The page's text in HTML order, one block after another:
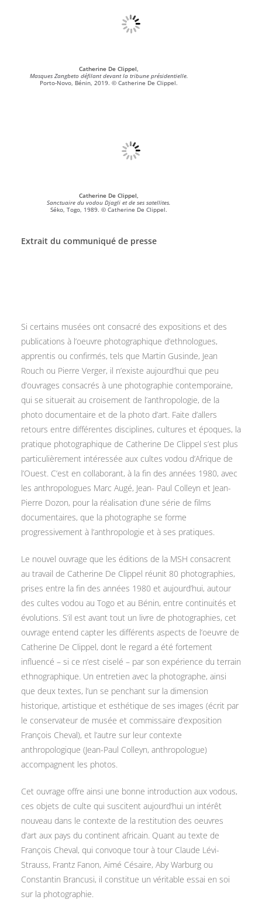
Catherine De Clippel,
Masques Zangbeto défilant devant la tribune présidentielle.
Porto-Novo, Bénin, 2019. © Catherine De Clippel.
Catherine De Clippel,
Sanctuaire du vodou Djagli et de ses satellites.
Séko, Togo, 1989. © Catherine De Clippel.
Extrait du communiqué de presse
Si certains musées ont consacré des expositions et des
publications à l’oeuvre photographique d’ethnologues,
apprentis ou confirmés, tels que Martin Gusinde, Jean
Rouch ou Pierre Verger, il n’existe aujourd’hui que peu
d’ouvrages consacrés à une photographie contemporaine,
qui se situerait au croisement de l’anthropologie, de la
photo documentaire et de la photo d’art. Faite d’allers
retours entre différentes disciplines, cultures et époques, la
pratique photographique de Catherine De Clippel s’est plus
particulièrement intéressée aux cultes vodou d’Afrique de
l’Ouest. C’est en collaborant, à la fin des années 1980, avec
les anthropologues Marc Augé, Jean- Paul Colleyn et Jean-
Pierre Dozon, pour la réalisation d’une série de films
documentaires, que la photographe se forme
progressivement à l’anthropologie et à ses pratiques.
Le nouvel ouvrage que les éditions de la MSH consacrent
au travail de Catherine De Clippel réunit 80 photographies,
prises entre la fin des années 1980 et aujourd’hui, autour
des cultes vodou au Togo et au Bénin, entre continuités et
évolutions. S’il est avant tout un livre de photographies, cet
ouvrage entend capter les différents aspects de l’oeuvre de
Catherine De Clippel, dont le regard a été fortement
influencé – si ce n’est ciselé – par son expérience du terrain
ethnographique. Un entretien avec la photographe, ainsi
que deux textes, l’un se penchant sur la dimension
historique, artistique et esthétique de ses images (écrit par
le conservateur de musée et commissaire d’exposition
François Cheval), et l’autre sur leur contexte
anthropologique (Jean-Paul Colleyn, anthropologue)
accompagnent les photos.
Cet ouvrage offre ainsi une bonne introduction aux vodous,
ces objets de culte qui suscitent aujourd’hui un intérêt
nouveau dans le contexte de la restitution des oeuvres
d’art aux pays du continent africain. Quant au texte de
François Cheval, qui convoque tour à tour Claude Lévi-
Strauss, Frantz Fanon, Aimé Césaire, Aby Warburg ou
Constantin Brancusi, il constitue un véritable essai en soi
sur la photographie.